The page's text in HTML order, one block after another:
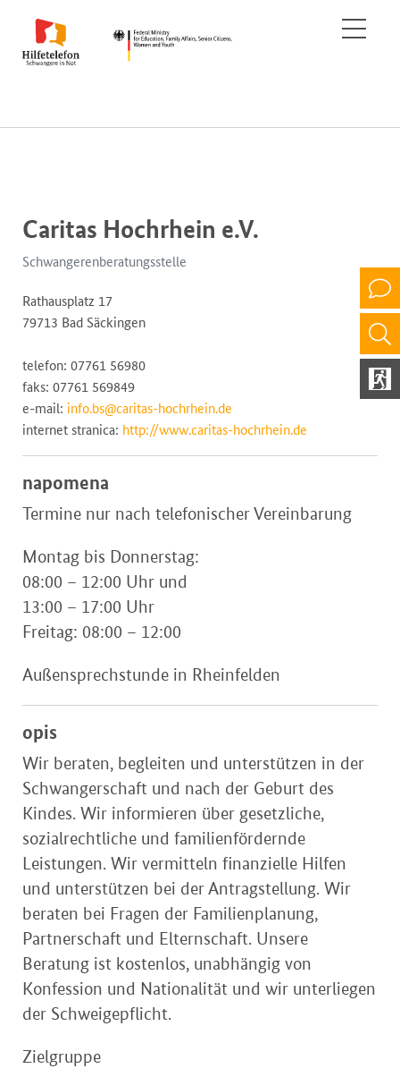
Caritas Hochrhein e.V.
Schwangerenberatungsstelle
Rathausplatz 17
79713 Bad Säckingen
telefon: 07761 56980
faks: 07761 569849
e-mail: info.bs@caritas-hochrhein.de
internet stranica: http://www.caritas-hochrhein.de
napomena
Termine nur nach telefonischer Vereinbarung
Montag bis Donnerstag:
08:00 – 12:00 Uhr und
13:00 – 17:00 Uhr
Freitag: 08:00 – 12:00
Außensprechstunde in Rheinfelden
opis
Wir beraten, begleiten und unterstützen in der
Schwangerschaft und nach der Geburt des
Kindes. Wir informieren über gesetzliche,
sozialrechtliche und familienfördernde
Leistungen. Wir vermitteln finanzielle Hilfen
und unterstützen bei der Antragstellung. Wir
beraten bei Fragen der Familienplanung,
Partnerschaft und Elternschaft. Unsere
Beratung ist kostenlos, unabhängig von
Konfession und Nationalität und wir unterliegen
der Schweigepflicht.
Zielgruppe